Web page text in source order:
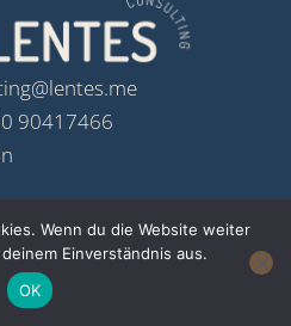
90417466
| Design by
Wenn du die Website weiter
Einverständnis aus.
OK